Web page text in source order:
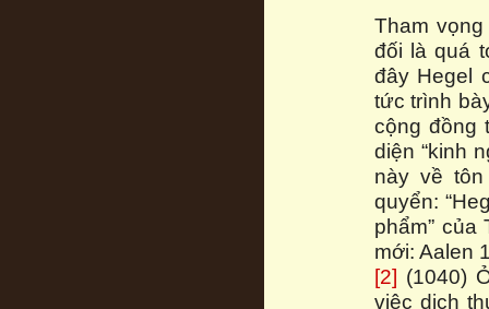
Tham
đối là quá
đây Hegel
tức trình
cộng đồng
diện “kinh
này về
quyển:
phẩm” của
mới: Aalen
[2] (1040)
việc dịch